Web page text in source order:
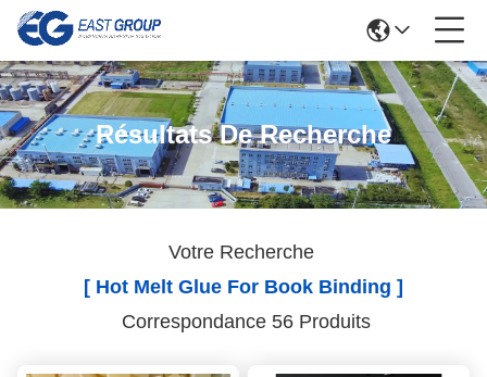
Résultats De Recherche
Votre Recherche
[ Hot Melt Glue For Book Binding ]
Correspondance 56 Produits